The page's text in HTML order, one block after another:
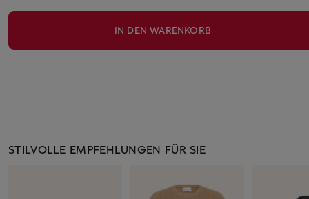
IN DEN WARENKORB
STILVOLLE EMPFEHLUNGEN FÜR SIE